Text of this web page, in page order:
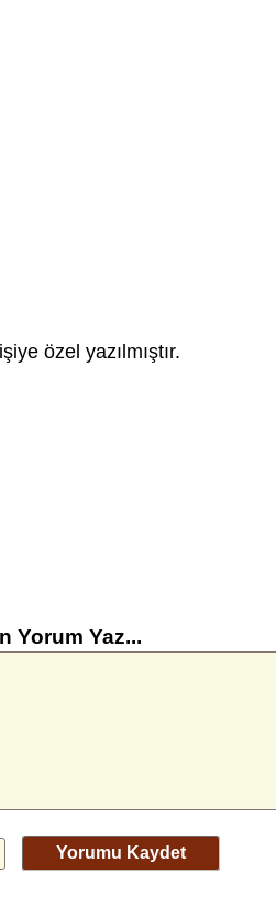
özel yazılmıştır.
Yorum Yaz...
Yorumu Kaydet